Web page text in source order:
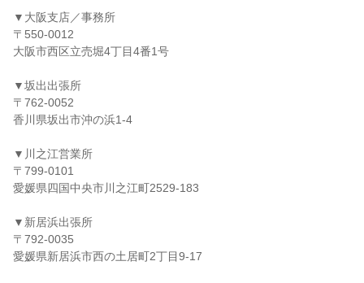
▼大阪支店／事務所
〒550-0012
大阪市西区立売堀4丁目4番1号
▼坂出出張所
〒762-0052
香川県坂出市沖の浜1-4
▼川之江営業所
〒799-0101
愛媛県四国中央市川之江町2529-183
▼新居浜出張所
〒792-0035
愛媛県新居浜市西の土居町2丁目9-17